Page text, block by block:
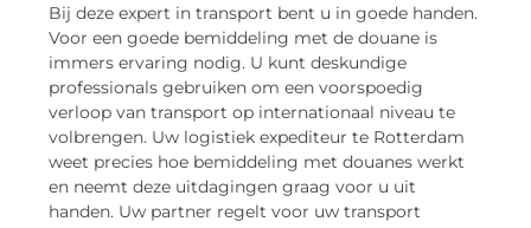
Bij deze expert in transport bent u in goede handen.
Voor een goede bemiddeling met de douane is
immers ervaring nodig. U kunt deskundige
professionals gebruiken om een voorspoedig
verloop van transport op internationaal niveau te
volbrengen. Uw logistiek expediteur te Rotterdam
weet precies hoe bemiddeling met douanes werkt
en neemt deze uitdagingen graag voor u uit
handen. Uw partner regelt voor uw transport